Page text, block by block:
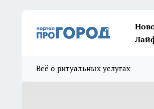
Всё о ритуальных услугах